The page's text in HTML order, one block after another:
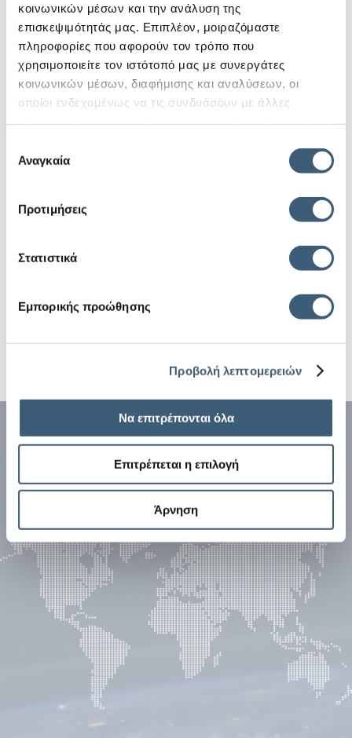
κοινωνικών μέσων και την ανάλυση της
επισκεψιμότητάς μας. Επιπλέον, μοιραζόμαστε
πληροφορίες που αφορούν τον τρόπο που
χρησιμοποιείτε τον ιστότοπό μας με συνεργάτες
κοινωνικών μέσων, διαφήμισης και αναλύσεων, οι
οποίοι ενδεχομένως να τις συνδυάσουν με άλλες
των υπηρεσιών τους.
συγκατάθεσης
Αναγκαία
Προτιμήσεις
Στατιστικά
Εμπορικής προώθησης
Προβολή λεπτομερειών
Να επιτρέπονται όλα
Επιτρέπεται η επιλογή
Άρνηση